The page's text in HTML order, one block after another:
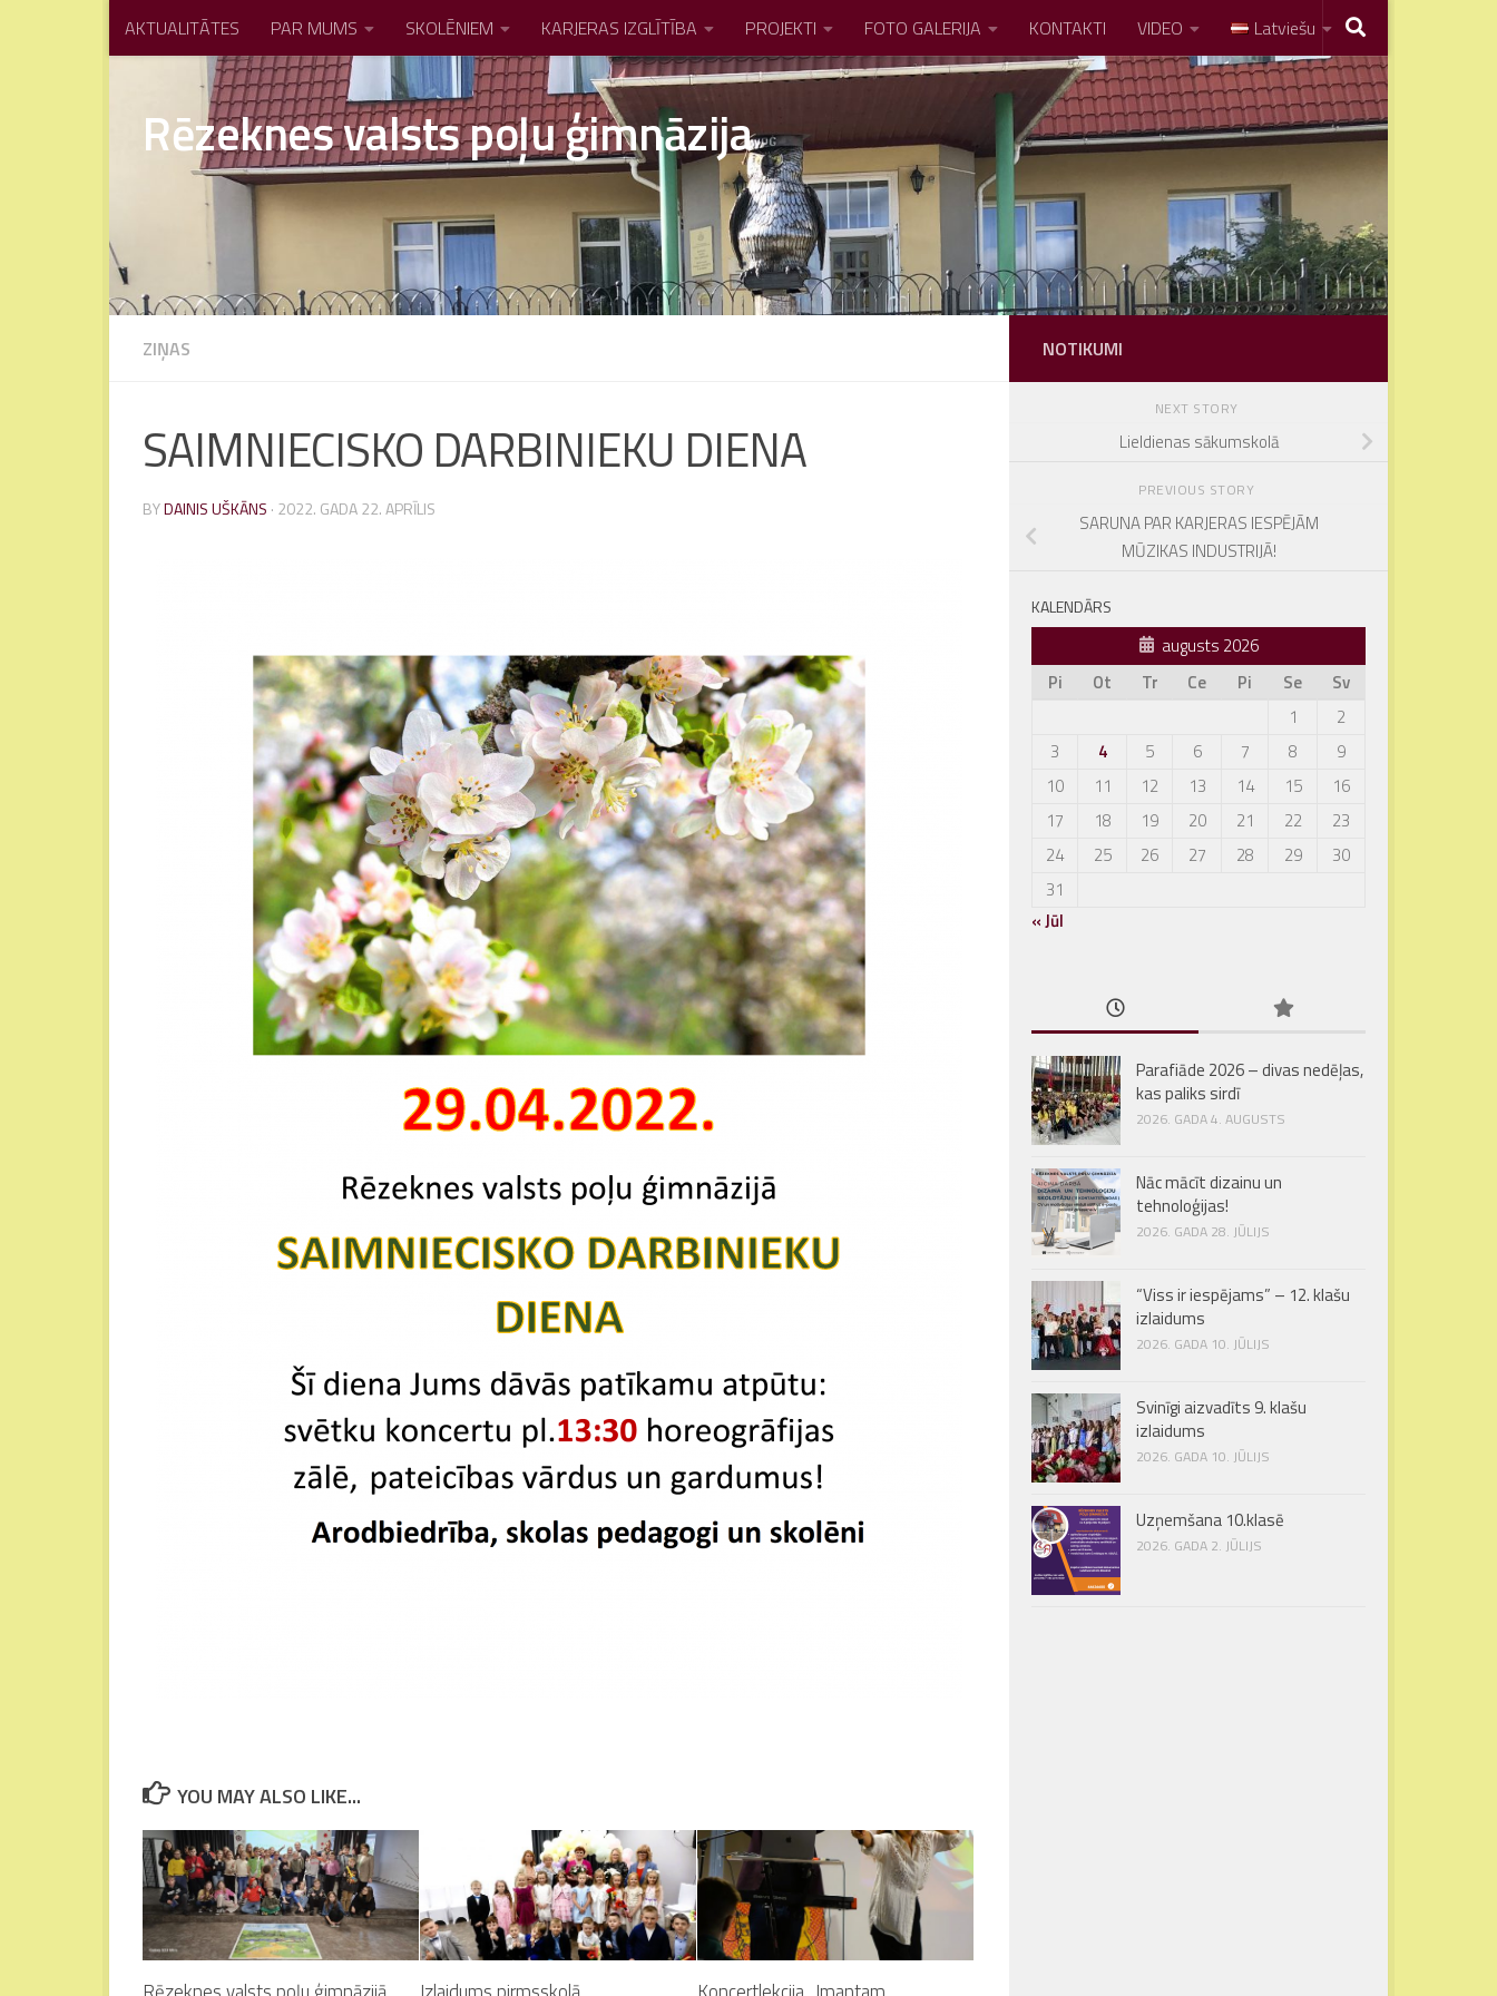
Skip to content
AKTUALITĀTES PAR MUMS SKOLĒNIEM KARJERAS IZGLĪTĪBA PROJEKTI FOTO GALERIJA KONTAKTI VIDEO Latviešu
Rēzeknes valsts poļu ģimnāzija
ZIŅAS
SAIMNIECISKO DARBINIEKU DIENA
BYDAINIS UŠKĀNS · 2022. GADA 22. APRĪLIS
YOU MAY ALSO LIKE...
NOTIKUMI
NEXT STORY
Lieldienas sākumskolā
PREVIOUS STORY
SARUNA PAR KARJERAS IESPĒJĀM
MŪZIKAS INDUSTRIJĀ!
KALENDĀRS
augusts 2026
Pi
Ot Tr Ce Pi Se
Sv
1
2
3
4 5 6 7 8
9
10
11 12 13 14 15
16
17
18 19 20 21 22
23
24
25 26 27 28 29
30
31
« Jūl
Parafiāde 2026 – divas nedēļas,
kas paliks sirdī
2026. GADA 4. AUGUSTS
Nāc mācīt dizainu un
tehnoloģijas!
2026. GADA 28. JŪLIJS
“Viss ir iespējams” – 12. klašu
izlaidums
2026. GADA 10. JŪLIJS
Svinīgi aizvadīts 9. klašu
izlaidums
2026. GADA 10. JŪLIJS
Uzņemšana 10.klasē
2026. GADA 2. JŪLIJS